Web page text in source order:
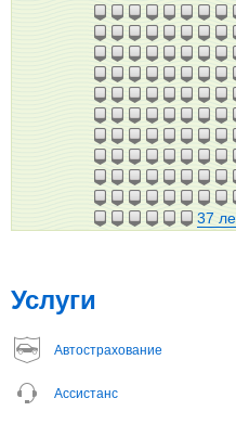
37
Услуги
Автострахование
Ассистанс